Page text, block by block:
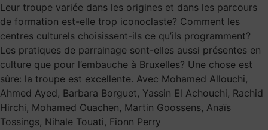
Leur troupe variée dans les origines et dans les parcours
de formation est-elle trop iconoclaste? Comment les
centres culturels choisissent-ils ce qu’ils programment?
Les pratiques de parrainage sont-elles aussi présentes en
culture que pour l’embauche à Bruxelles? Une chose est
sûre: la troupe est excellente. Avec Mohamed Allouchi,
Ahmed Ayed, Barbara Borguet, Yassin El Achouchi, Rachid
Hirchi, Mohamed Ouachen, Martin Goossens, Anaïs
Tossings, Nihale Touati, Fionn Perry